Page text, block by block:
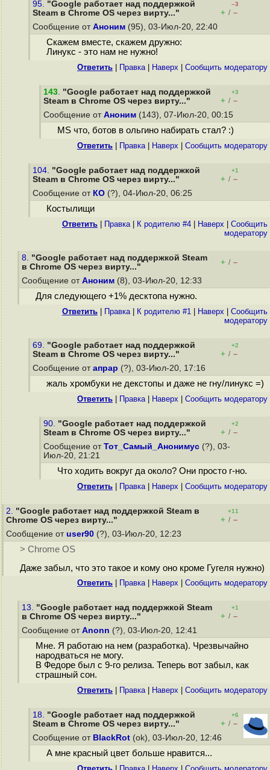
95. "Google работает над поддержкой
Steam в Chrome OS через вирту..."
–3
+ / –
Сообщение от Аноним (95), 03-Июл-20, 22:40
Скажем вместе, скажем дружно:
Линукс - это нам не нужно!
Ответить Правка| Наверх Cообщить модератору
143. "Google работает над поддержкой
Steam в Chrome OS через вирту..."
+3
+ / –
Сообщение от Аноним (143), 07-Июл-20, 00:15
MS что, ботов в ольгино набирать стал? :)
Ответить Правка| Наверх Cообщить модератору
104. "Google работает над поддержкой
Steam в Chrome OS через вирту..."
+1
+ / –
Сообщение от КО (?), 04-Июл-20, 06:25
Костылищи
Ответить Правка| К родителю #4 Наверх
Cообщить
модератору
8. "Google работает над поддержкой Steam
в Chrome OS через вирту..."
+ / –
Сообщение от Аноним (8), 03-Июл-20, 12:33
Для следующего +1% десктопа нужно.
Ответить Правка| К родителю #1 Наверх
Cообщить
модератору
69. "Google работает над поддержкой
Steam в Chrome OS через вирту..."
+2
+ / –
Сообщение от апрар (?), 03-Июл-20, 17:16
жаль хромбуки не декстопы и даже не гну/линукс =)
Ответить Правка| Наверх Cообщить модератору
90. "Google работает над поддержкой
Steam в Chrome OS через вирту..."
+2
+ / –
Сообщение от Тот_Самый_Анонимус (?), 03-
Июл-20, 21:21
Что ходить вокруг да около? Они просто г-но.
Ответить Правка| Наверх Cообщить модератору
2. "Google работает над поддержкой Steam в
Chrome OS через вирту..."
+11
+ / –
Сообщение от user90 (?), 03-Июл-20, 12:23
> Chrome OS
Даже забыл, что это такое и кому оно кроме Гугеля нужно)
Ответить Правка| Наверх Cообщить модератору
13. "Google работает над поддержкой Steam
в Chrome OS через вирту..."
+1
+ / –
Сообщение от Anonn (?), 03-Июл-20, 12:41
Мне. Я работаю на нем (разработка). Чрезвычайно
народваться не могу.
В Федоре был с 9-го релиза. Теперь вот забыл, как
страшный сон.
Ответить Правка| Наверх Cообщить модератору
18. "Google работает над поддержкой
Steam в Chrome OS через вирту..."
+6
+ / –
Сообщение от BlackRot (ok), 03-Июл-20, 12:46
А мне красный цвет больше нравится...